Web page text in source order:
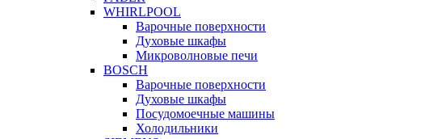
WHIRLPOOL
Варочные поверхности
Духовые шкафы
Микроволновые печи
BOSCH
Варочные поверхности
Духовые шкафы
Посудомоечные машины
Холодильники